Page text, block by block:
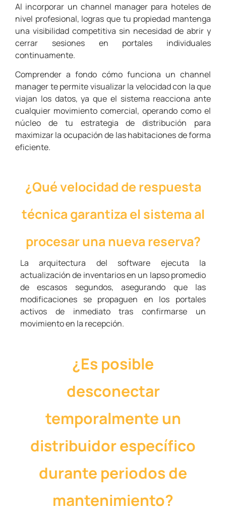
Al incorporar un channel manager para hoteles de
nivel profesional, logras que tu propiedad mantenga
una visibilidad competitiva sin necesidad de abrir y
cerrar sesiones en portales individuales
continuamente.
Comprender a fondo cómo funciona un channel
manager te permite visualizar la velocidad con la que
viajan los datos, ya que el sistema reacciona ante
cualquier movimiento comercial, operando como el
núcleo de tu estrategia de distribución para
maximizar la ocupación de las habitaciones de forma
eficiente.
¿Qué velocidad de respuesta
técnica garantiza el sistema al
procesar una nueva reserva?
La arquitectura del software ejecuta la
actualización de inventarios en un lapso promedio
de escasos segundos, asegurando que las
modificaciones se propaguen en los portales
activos de inmediato tras confirmarse un
movimiento en la recepción.
¿Es posible
desconectar
temporalmente un
distribuidor específico
durante periodos de
mantenimiento?